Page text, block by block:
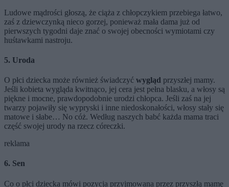
Ludowe mądrości głoszą, że ciąża z chłopczykiem przebiega łatwo,
zaś z dziewczynką nieco gorzej, ponieważ mała dama już od
pierwszych tygodni daje znać o swojej obecności wymiotami czy
huśtawkami nastroju.
5. Uroda
O płci dziecka może również świadczyć wygląd przyszłej mamy.
Jeśli kobieta wygląda kwitnąco, jej cera jest pełna blasku, a włosy są
piękne i mocne, prawdopodobnie urodzi chłopca. Jeśli zaś na jej
twarzy pojawiły się wypryski i inne niedoskonałości, włosy stały się
matowe i słabe… No cóż. Według naszych babć każda mama traci
część swojej urody na rzecz córeczki.
reklama
6. Sen
Co o płci dziecka mówi pozycja przyjmowana przez przyszłą mamę